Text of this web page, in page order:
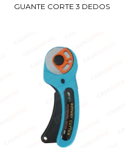
GUANTE CORTE 3 DEDOS